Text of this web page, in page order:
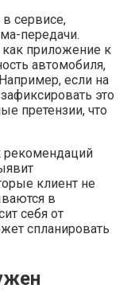
сервисе,
передачи.
приложение к
автомобиля,
если на
это
претензии, что
рекомендаций
клиент не
в
себя от
спланировать